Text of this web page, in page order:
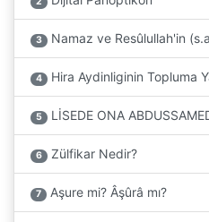
3 Namaz ve Resûlullah'in
4 Hira Aydinliginin Topluma
5 LİSEDE ONA
6 Zülfikar Nedir?
7 Aşure mi? Âşûrâ mı?